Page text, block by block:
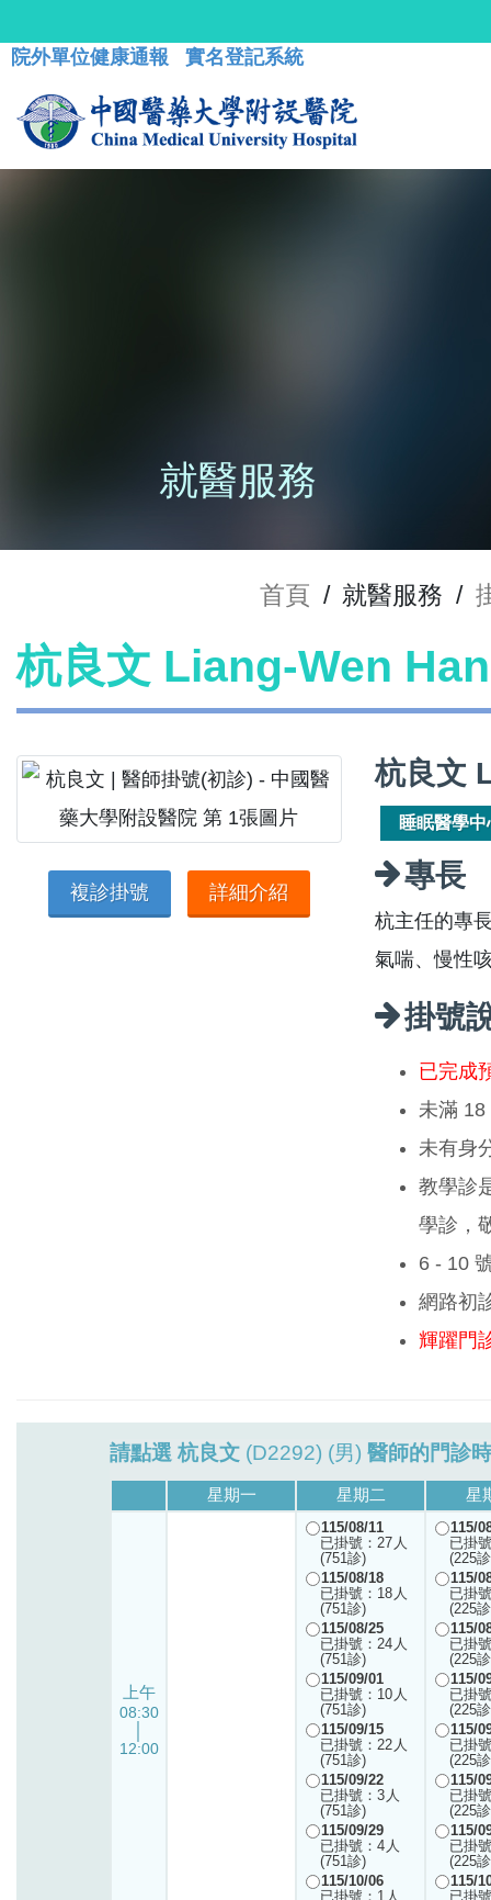
院外單位健康通報 實名登記系統
就醫服務
首頁 / 就醫服務 /
杭良文 Liang-Wen
複診掛號 詳細介紹
杭良文
睡眠醫學中
專長
杭主任的專
氣喘、慢性
掛號
已完成
未滿 18
未有身
教學診
學診，
6 - 10
網路初
輝躍門